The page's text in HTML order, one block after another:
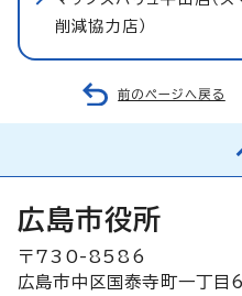
削減協力店）
前のページへ戻る
広島市役所
〒730-8586
広島市中区国泰寺町一丁